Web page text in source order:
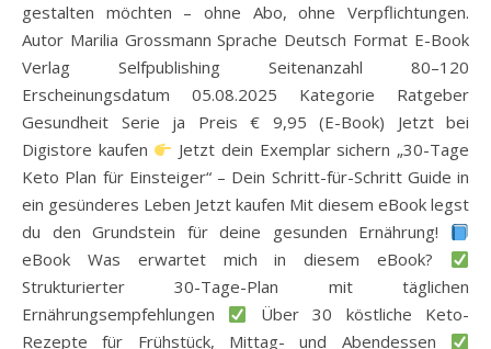
gestalten möchten – ohne Abo, ohne Verpflichtungen.
Autor Marilia Grossmann Sprache Deutsch Format E-Book
Verlag Selfpublishing Seitenanzahl 80–120
Erscheinungsdatum 05.08.2025 Kategorie Ratgeber
Gesundheit Serie ja Preis € 9,95 (E-Book) Jetzt bei
Digistore kaufen
Jetzt dein Exemplar sichern „30-Tage
Keto Plan für Einsteiger“ – Dein Schritt-für-Schritt Guide in
ein gesünderes Leben Jetzt kaufen Mit diesem eBook legst
du den Grundstein für deine gesunden Ernährung!
eBook Was erwartet mich in diesem eBook?
Strukturierter 30-Tage-Plan mit täglichen
Ernährungsempfehlungen
Über 30 köstliche Keto-
Rezepte für Frühstück, Mittag- und Abendessen